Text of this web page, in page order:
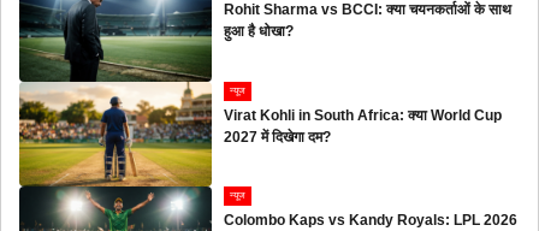
Rohit Sharma vs BCCI: क्या चयनकर्ताओं के साथ
हुआ है धोखा?
न्यूज
Virat Kohli in South Africa: क्या World Cup
2027 में दिखेगा दम?
न्यूज
Colombo Kaps vs Kandy Royals: LPL 2026